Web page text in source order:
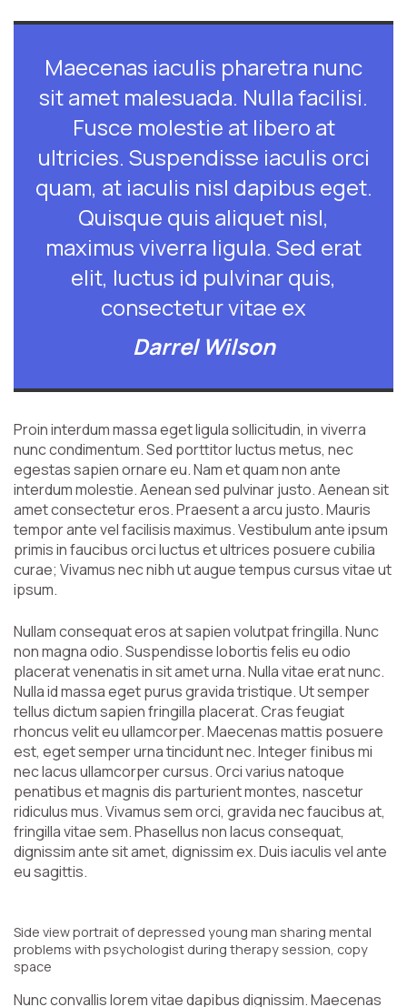
Maecenas iaculis pharetra nunc
sit amet malesuada. Nulla facilisi.
Fusce molestie at libero at
ultricies. Suspendisse iaculis orci
quam, at iaculis nisl dapibus eget.
Quisque quis aliquet nisl,
maximus viverra ligula. Sed erat
elit, luctus id pulvinar quis,
consectetur vitae ex
Darrel Wilson
Proin interdum massa eget ligula sollicitudin, in viverra
nunc condimentum. Sed porttitor luctus metus, nec
egestas sapien ornare eu. Nam et quam non ante
interdum molestie. Aenean sed pulvinar justo. Aenean sit
amet consectetur eros. Praesent a arcu justo. Mauris
tempor ante vel facilisis maximus. Vestibulum ante ipsum
primis in faucibus orci luctus et ultrices posuere cubilia
curae; Vivamus nec nibh ut augue tempus cursus vitae ut
ipsum.
Nullam consequat eros at sapien volutpat fringilla. Nunc
non magna odio. Suspendisse lobortis felis eu odio
placerat venenatis in sit amet urna. Nulla vitae erat nunc.
Nulla id massa eget purus gravida tristique. Ut semper
tellus dictum sapien fringilla placerat. Cras feugiat
rhoncus velit eu ullamcorper. Maecenas mattis posuere
est, eget semper urna tincidunt nec. Integer finibus mi
nec lacus ullamcorper cursus. Orci varius natoque
penatibus et magnis dis parturient montes, nascetur
ridiculus mus. Vivamus sem orci, gravida nec faucibus at,
fringilla vitae sem. Phasellus non lacus consequat,
dignissim ante sit amet, dignissim ex. Duis iaculis vel ante
eu sagittis.
Side view portrait of depressed young man sharing mental
problems with psychologist during therapy session, copy
space
Nunc convallis lorem vitae dapibus dignissim. Maecenas